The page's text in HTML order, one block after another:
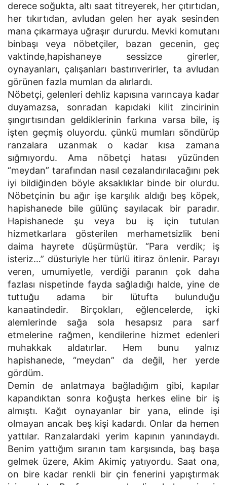
derece soğukta, altı saat titreyerek, her çıtırtıdan,
her tıkırtıdan, avludan gelen her ayak sesinden
mana çıkarmaya uğraşır dururdu. Mevki komutanı
binbaşı veya nöbetçiler, bazan gecenin, geç
vaktinde,hapishaneye sessizce girerler,
oynayanları, çalışanları bastırıverirler, ta avludan
görünen fazla mumlan da alırlardı.
Nöbetçi, gelenleri dehliz kapısına varıncaya kadar
duyamazsa, sonradan kapıdaki kilit zincirinin
şıngırtısından geldiklerinin farkına varsa bile, iş
işten geçmiş oluyordu. çünkü mumları söndürüp
ranzalara uzanmak o kadar kısa zamana
sığmıyordu. Ama nöbetçi hatası yüzünden
“meydan” tarafından nasıl cezalandırılacağını pek
iyi bildiğinden böyle aksaklıklar binde bir olurdu.
Nöbetçinin bu ağır işe karşılık aldığı beş köpek,
hapishanede bile gülünç sayılacak bir paradır.
Hapishanede şu veya bu iş için tutulan
hizmetkarlara gösterilen merhametsizlik beni
daima hayrete düşürmüştür. “Para verdik; iş
isteriz…” düsturiyle her türlü itiraz önlenir. Parayı
veren, umumiyetle, verdiği paranın çok daha
fazlası nispetinde fayda sağladığı halde, yine de
tuttuğu adama bir lütufta bulunduğu
kanaatindedir. Birçokları, eğlencelerde, içki
alemlerinde sağa sola hesapsız para sarf
etmelerine rağmen, kendilerine hizmet edenleri
muhakkak aldatırlar. Hem bunu yalnız
hapishanede, “meydan” da değil, her yerde
gördüm.
Demin de anlatmaya bağladığım gibi, kapılar
kapandıktan sonra koğuşta herkes eline bir iş
almıştı. Kağıt oynayanlar bir yana, elinde işi
olmayan ancak beş kişi kadardı. Onlar da hemen
yattılar. Ranzalardaki yerim kapının yanındaydı.
Benim yattığım sıranın tam karşısında, baş başa
gelmek üzere, Akim Akimiç yatıyordu. Saat ona,
on bire kadar renkli bir çin fenerini yapıştırmak